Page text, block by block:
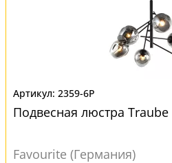
2359-6P
Подвесная люстра Traube
Favourite (Германия)